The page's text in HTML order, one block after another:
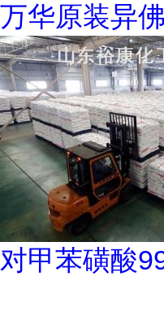
万华原装异
对甲苯磺酸